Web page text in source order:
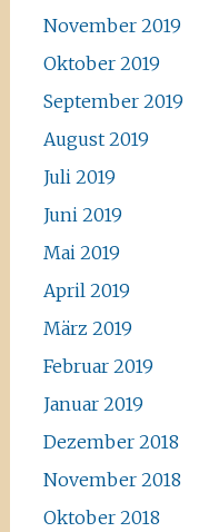
November 2019
Oktober 2019
September 2019
August 2019
Juli 2019
Juni 2019
Mai 2019
April 2019
März 2019
Februar 2019
Januar 2019
Dezember 2018
November 2018
Oktober 2018